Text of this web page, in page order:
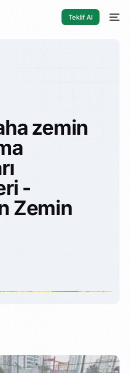
Teklif Al
zemin
-
Zemin